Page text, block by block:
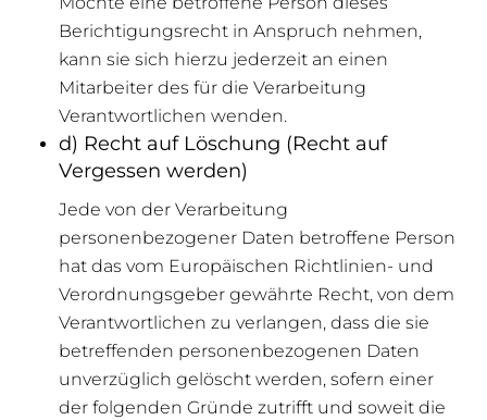
Berichtigungsrecht in Anspruch nehmen,
kann sie sich hierzu jederzeit an einen
Mitarbeiter des für die Verarbeitung
Verantwortlichen wenden.
d) Recht auf Löschung (Recht auf
Vergessen werden)
Jede von der Verarbeitung
personenbezogener Daten betroffene Person
hat das vom Europäischen Richtlinien- und
Verordnungsgeber gewährte Recht, von dem
Verantwortlichen zu verlangen, dass die sie
betreffenden personenbezogenen Daten
unverzüglich gelöscht werden, sofern einer
der folgenden Gründe zutrifft und soweit die